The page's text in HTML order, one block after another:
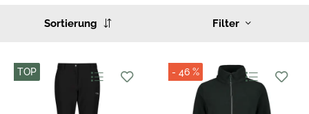
Filter
Sortierung
TOP - 46 %